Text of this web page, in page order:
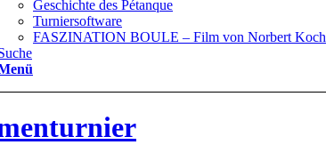
Geschichte des Pétanque
Turniersoftware
FASZINATION BOULE – Film von Norbert Koch